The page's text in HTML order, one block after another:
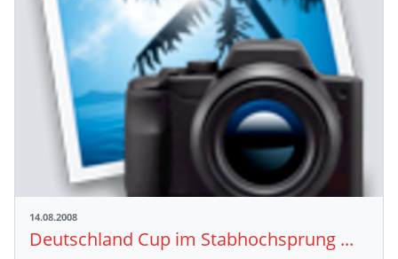
14.08.2008
Deutschland Cup im Stabhochsprung ...